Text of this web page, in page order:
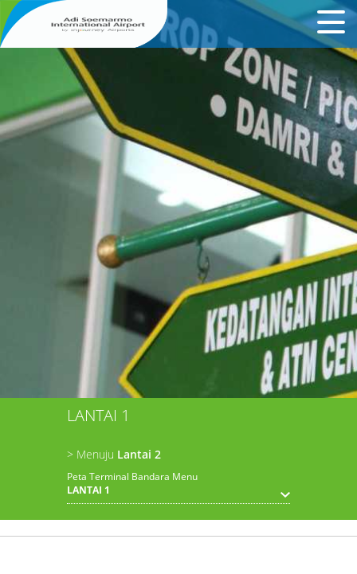
LANTAI 1
> Menuju Lantai 2
Peta Terminal Bandara Menu
LANTAI 1